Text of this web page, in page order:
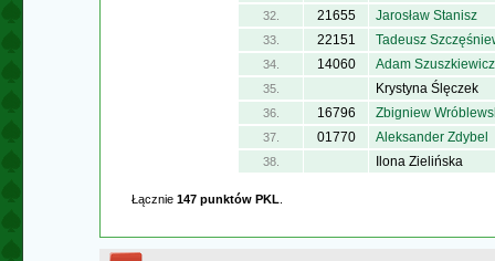
32. 21655 Jarosław Stanisz
33. 22151 Tadeusz
34. 14060 Adam Szuszkiewicz
35. Krystyna Ślęczek
36. 16796 Zbigniew
37. 01770 Aleksander Zdybel
38. Ilona Zielińska
Łącznie 147 punktów PKL